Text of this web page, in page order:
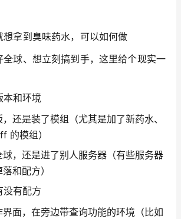
想拿到臭味药水，可以如何做
全球、想立刻搞到手，这里给个现实一
本和环境
还是装了模组（尤其是加了新药水、
的模组）
球，还是进了别人服务器（有些服务器
和配方）
没有配方
界面，在旁边带查询功能的环境（比如